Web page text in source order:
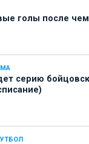
голы после
серию